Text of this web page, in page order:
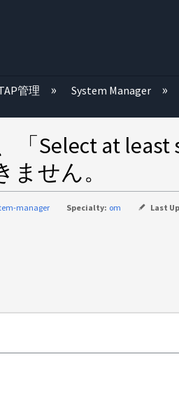
管理 System Manager
「Select at
せん。
manager Specialty: om Last